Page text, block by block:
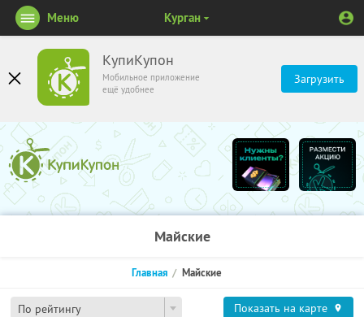
КупиКупон
Мобильное приложение
ещё удобнее
Загрузить
Меню Курган
Майские
По рейтингу
Главная Майские
Показать на карте